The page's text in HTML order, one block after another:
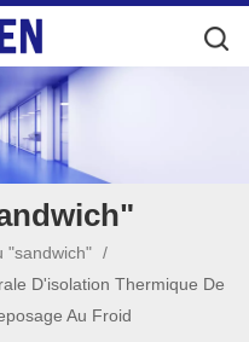
"sandwich" /
D'isolation Thermique De
Au Froid